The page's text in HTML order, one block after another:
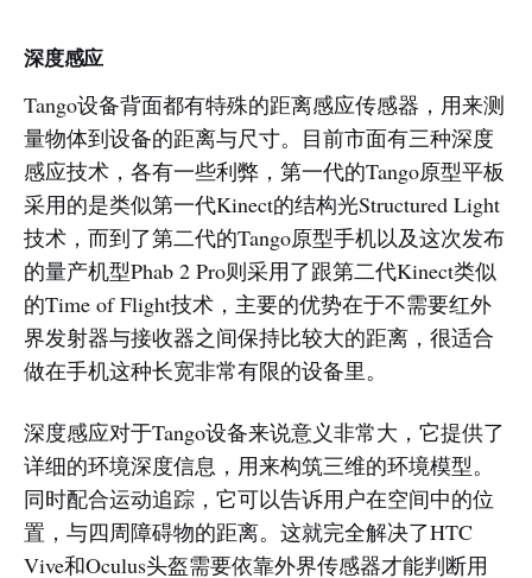
深度感应
Tango设备背面都有特殊的距离感应传感器，用来测
量物体到设备的距离与尺寸。目前市面有三种深度
感应技术，各有一些利弊，第一代的Tango原型平板
采用的是类似第一代Kinect的结构光Structured Light
技术，而到了第二代的Tango原型手机以及这次发布
的量产机型Phab 2 Pro则采用了跟第二代Kinect类似
的Time of Flight技术，主要的优势在于不需要红外
界发射器与接收器之间保持比较大的距离，很适合
做在手机这种长宽非常有限的设备里。
深度感应对于Tango设备来说意义非常大，它提供了
详细的环境深度信息，用来构筑三维的环境模型。
同时配合运动追踪，它可以告诉用户在空间中的位
置，与四周障碍物的距离。这就完全解决了HTC
Vive和Oculus头盔需要依靠外界传感器才能判断用